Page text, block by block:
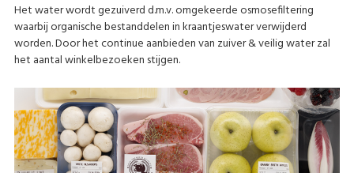
Het water wordt gezuiverd d.m.v. omgekeerde osmosefiltering
waarbij organische bestanddelen in kraantjeswater verwijderd
worden. Door het continue aanbieden van zuiver & veilig water zal
het aantal winkelbezoeken stijgen.